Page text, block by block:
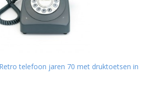
Retro telefoon jaren 70 met druktoetsen in